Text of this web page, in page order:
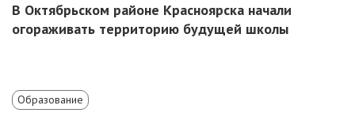
В Октябрьском районе Красноярска начали
огораживать территорию будущей школы
Образование